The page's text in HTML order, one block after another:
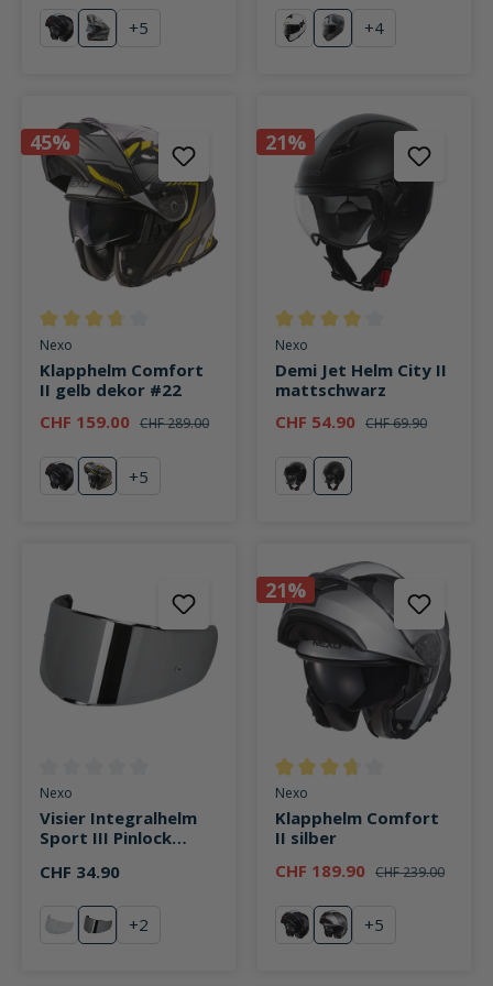
schwarzgrau/rot Dekor #26
+5
weißSilber Dekor #26
+4
45%
Durchschnittliche Bewertung von 3.6 von 5 Sternen
Nexo
Klapphelm Comfort
II gelb dekor #22
CHF 159.00 CHF 289.00
schwarzgelb dekor #22
+5
21%
Durchschnittliche Bewertung
Nexo
Demi Jet Helm City II
mattschwarz
CHF 54.90 CHF 69.90
schwarzmattschwarz
Durchschnittliche Bewertung von 0 von 5 Sternen
Nexo
Visier Integralhelm
Sport III Pinlock
verspiegelt
CHF 34.90
klar silber verspiegelt
+2
21%
Durchschnittliche Bewertung
Nexo
Klapphelm Comfort
II silber
CHF 189.90 CHF 239.00
schwarzsilber
+5